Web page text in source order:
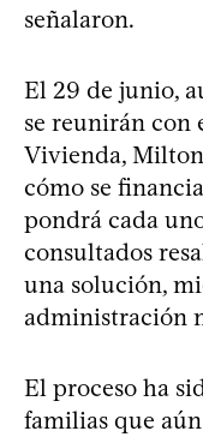
señalaron.
El 29 de junio,
se reunirán con
Vivienda,
cómo se
pondrá cada
consultados
una solución,
administración
El proceso ha
familias que